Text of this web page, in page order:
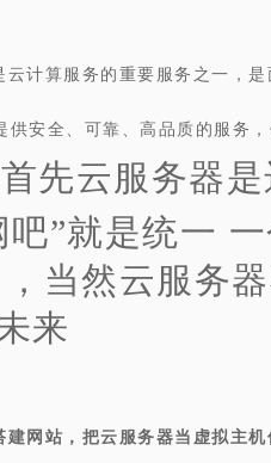
云计算服务的重要服务之一，
供安全、可靠、高品质的服务
首先云服务器
吧”就是统一
当然云服务
来
建网站，把云服务器当虚拟主机